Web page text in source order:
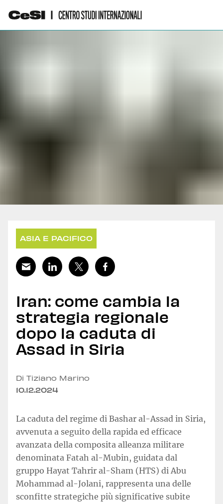
ASIA E PACIFICO
Iran: come cambia la
strategia regionale
dopo la caduta di
Assad in Siria
Di Tiziano Marino
10.12.2024
La caduta del regime di Bashar al-Assad in Siria,
avvenuta a seguito della rapida ed efficace
avanzata della composita alleanza militare
denominata Fatah al-Mubin, guidata dal
gruppo Hayat Tahrir al-Sham (HTS) di Abu
Mohammad al-Jolani, rappresenta una delle
sconfitte strategiche più significative subite